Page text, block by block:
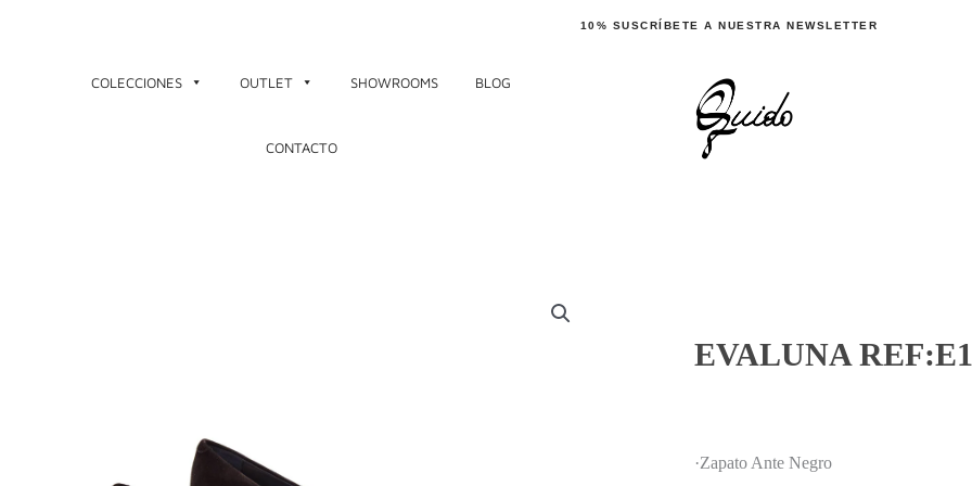
10% SUSCRÍBETE A NUESTRA NEWSLETTER
COLECCIONES OUTLET SHOWROOMS BLOG
CONTACTO
EVALUNA
·Zapato Ante Negro